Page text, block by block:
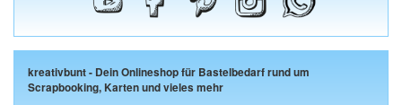
kreativbunt - Dein Onlineshop für Bastelbedarf rund um
Scrapbooking, Karten und vieles mehr